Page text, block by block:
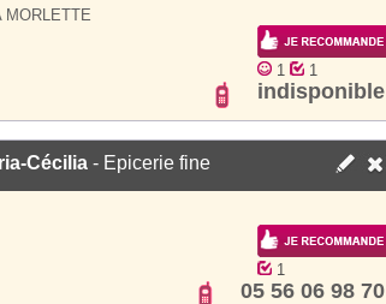
MORLETTE
1
1
indisponible
Cécilia - Epicerie fine
1
05 56 06 98 70